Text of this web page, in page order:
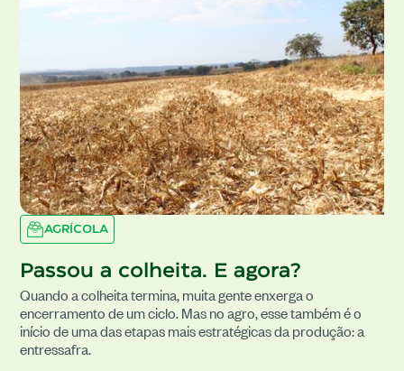
AGRÍCOLA
Passou a colheita. E agora?
Quando a colheita termina, muita gente enxerga o
encerramento de um ciclo. Mas no agro, esse também é o
início de uma das etapas mais estratégicas da produção: a
entressafra.